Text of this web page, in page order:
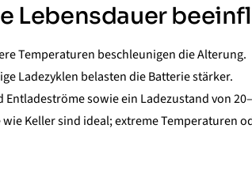
Lebensdauer
Temperaturen beschleunigen die Alterung.
Ladezyklen belasten die Batterie stärker.
Entladeströme sowie ein Ladezustand von
Keller sind ideal; extreme Temperaturen